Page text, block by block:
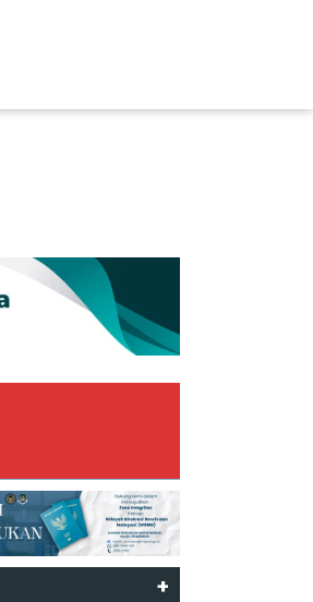
Ramadhan dan Pekikan dari
+